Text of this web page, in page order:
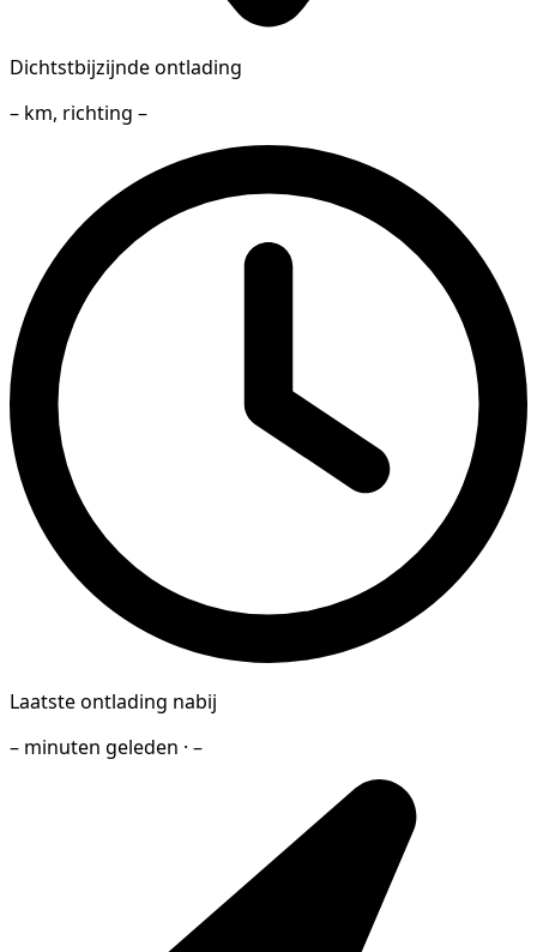
Dichtstbijzijnde ontlading
– km, richting –
Laatste ontlading nabij
– minuten geleden · –